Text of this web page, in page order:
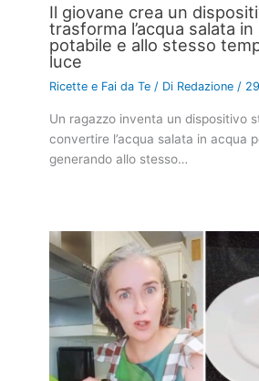
Il giovane crea un
trasforma l’acqua salata in
potabile e allo stesso
luce
Ricette e Fai da Te / Di Redazione /
Un ragazzo inventa un dispositivo
convertire l’acqua salata in acqua
generando allo stesso…